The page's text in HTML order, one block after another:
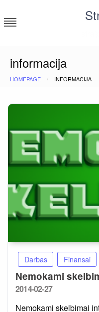
to
content
informacija
HOMEPAGE INFORMACIJA
Darbas Finansai
Nemokami
Posted
2014-02-27
Nemokami skelbimai